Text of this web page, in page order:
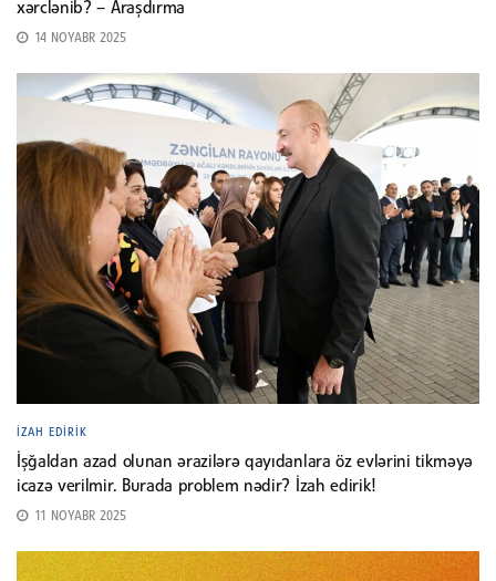
xərclənib? – Araşdırma
14 NOYABR 2025
İZAH EDIRIK
İşğaldan azad olunan ərazilərə qayıdanlara öz evlərini tikməyə
icazə verilmir. Burada problem nədir? İzah edirik!
11 NOYABR 2025